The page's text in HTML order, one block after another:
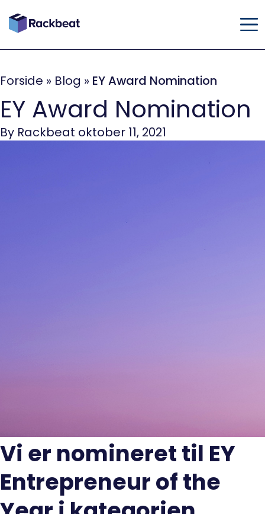
Forside » Blog » EY Award Nomination
EY Award Nomination
By Rackbeat oktober 11, 2021
Vi er nomineret til EY
Entrepreneur of the